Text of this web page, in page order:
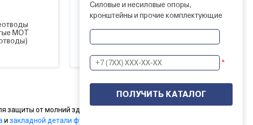
МОТ
Молниеприемник
защиты от молний зданий и сооружений. Молниеотвод
и закладной детали фундамента
Силовые и несиловые опоры,
кронштейны и прочие комплектующие
*